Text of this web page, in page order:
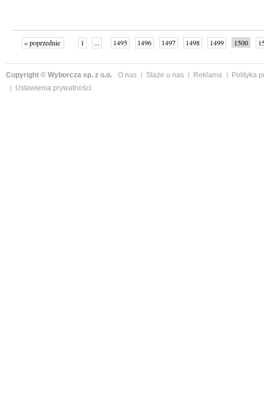
« poprzednie 1 ... 1495 1496 1497 1498 1499 1500
Copyright © Wyborcza sp. z o.o. O nas Staże u nas Reklama
Polityka
Ustawienia prywatności